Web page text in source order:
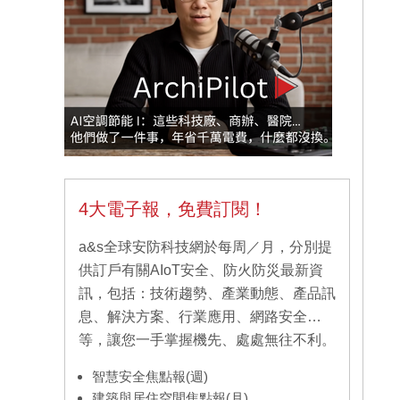
4大電子報，免費訂閱！
a&s全球安防科技網於每周／月，分別提
供訂戶有關AIoT安全、防火防災最新資
訊，包括：技術趨勢、產業動態、產品訊
息、解決方案、行業應用、網路安全…
等，讓您一手掌握機先、處處無往不利。
智慧安全焦點報(週)